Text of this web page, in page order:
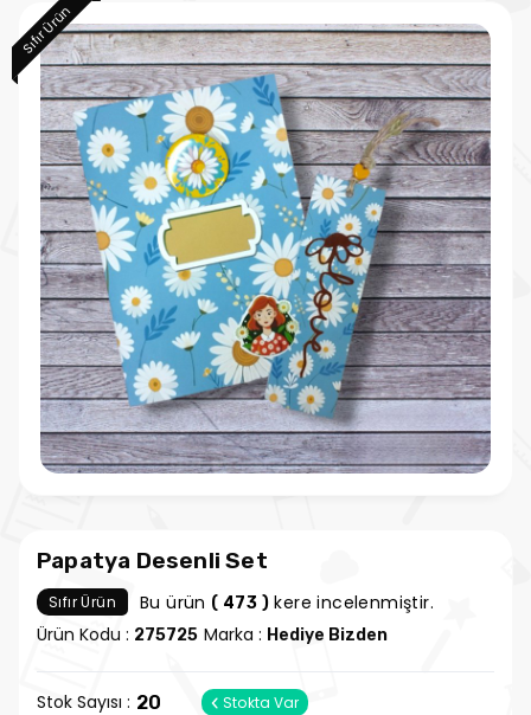
Sıfır Ürün
Papatya Desenli Set
Sıfır Ürün Bu ürün ( 473 ) kere incelenmiştir.
Ürün Kodu : 275725 Marka : Hediye Bizden
Stok Sayısı : 20 Stokta Var